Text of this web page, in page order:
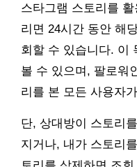
스타그램 스토리를
리면 24시간 동안 해
회할 수 있습니다. 이
볼 수 있으며, 팔로워
리를 본 모든 사용자
단, 상대방이 스토리
지거나, 내가 스토리